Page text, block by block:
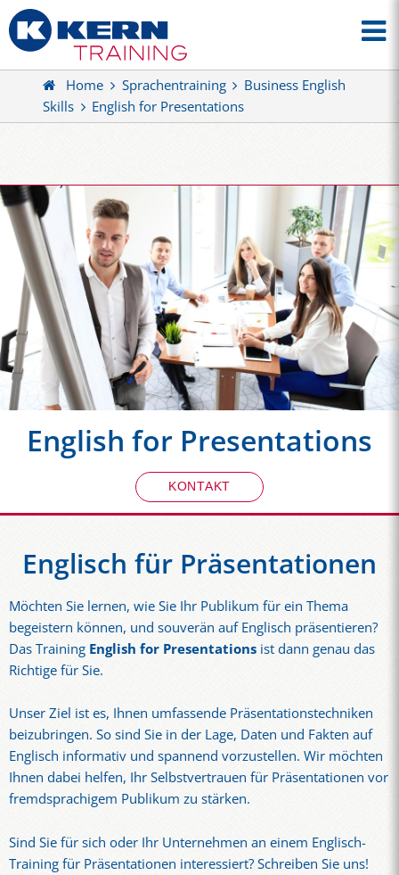
Home Sprachentraining
Business English
Skills
English for Presentations
English for Presentations
KONTAKT
Englisch für Präsentationen
Möchten Sie lernen, wie Sie Ihr Publikum für ein Thema
begeistern können, und souverän auf Englisch präsentieren?
Das Training English for Presentations ist dann genau das
Richtige für Sie.
Unser Ziel ist es, Ihnen umfassende Präsentationstechniken
beizubringen. So sind Sie in der Lage, Daten und Fakten auf
Englisch informativ und spannend vorzustellen. Wir möchten
Ihnen dabei helfen, Ihr Selbstvertrauen für Präsentationen vor
fremdsprachigem Publikum zu stärken.
Sind Sie für sich oder Ihr Unternehmen an einem Englisch-
Training für Präsentationen interessiert? Schreiben Sie uns!